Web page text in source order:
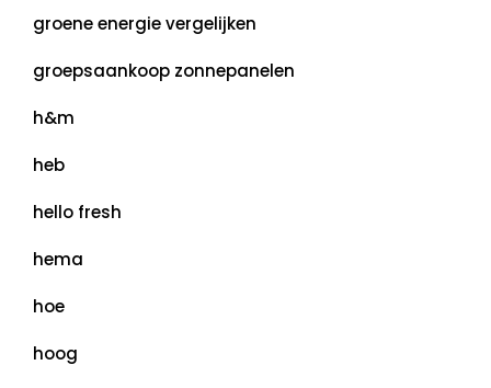
groene energie vergelijken
groepsaankoop zonnepanelen
h&m
heb
hello fresh
hema
hoe
hoog